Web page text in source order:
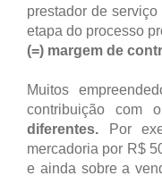
prestador de
etapa do processo
(=) margem de
Muitos
contribuição com
diferentes. Por
mercadoria por R$
e ainda sobre a